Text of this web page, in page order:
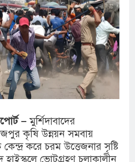
– মুর্শিদাবাদের
কৃষি উন্নয়ন সমবায়
কেন্দ্র করে চরম উত্তেজনার সৃষ্টি
হাইস্কুলে ভোটগ্রহণ চলাকালীন